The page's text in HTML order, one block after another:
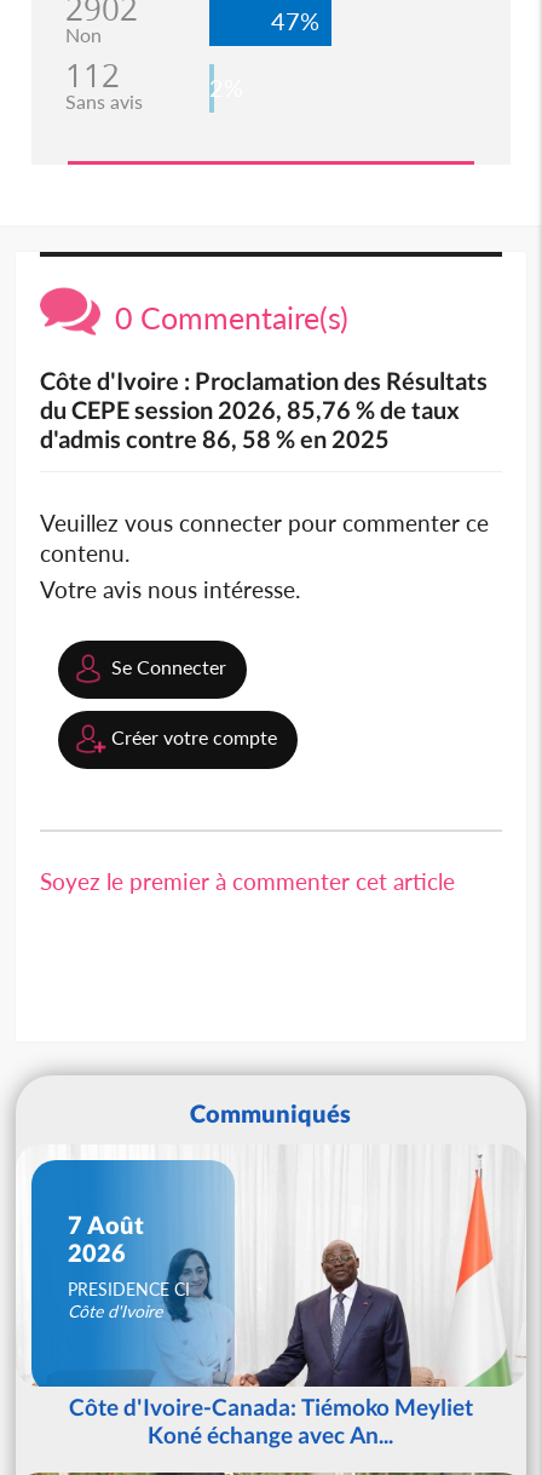
2902
Non 47%
112
Sans avis 2%
0 Commentaire(s)
Côte d'Ivoire : Proclamation des Résultats
du CEPE session 2026, 85,76 % de taux
d'admis contre 86, 58 % en 2025
Veuillez vous connecter pour commenter ce
contenu.
Votre avis nous intéresse.
Se Connecter
Créer votre compte
Soyez le premier à commenter cet article
Communiqués
7 Août
2026
PRESIDENCE CI
Côte d'Ivoire
Côte d'Ivoire-Canada: Tiémoko Meyliet
Koné échange avec An...